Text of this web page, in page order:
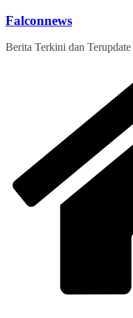
Skip
content
Falconnews
Berita Terkini dan Terupdate